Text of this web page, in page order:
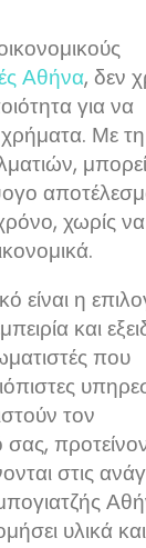
Αθήνα, δεν
για να
χρήματα. Με
χωρίς να
είναι η
και
που
τον
στις
υλικά